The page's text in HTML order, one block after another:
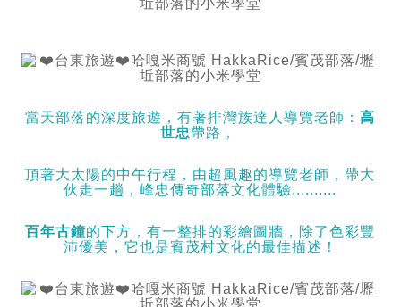
當天部落的深度旅遊，有著排灣族達人導覽老師：高
世忠帶路，
頂著大太陽的中午行程，由超風趣的導覽老師，帶大
伙走一趟，峰忠傳奇部落文化體驗..........
百年古鐘的下方，有一整排的彩繪圖牆，除了色彩豐
沛優美，它也是賓茂村文化的最佳描述！